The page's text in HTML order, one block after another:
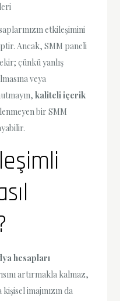
etkileşimini
Ancak, SMM paneli
çünkü yanlış
veya
kaliteli içerik
bir SMM
hesapları
artırmakla kalmaz,
imajınızın da